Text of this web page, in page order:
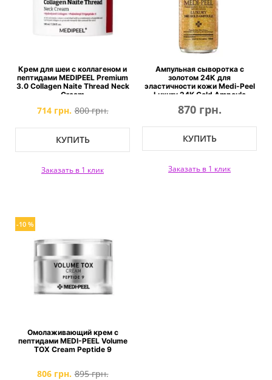
Крем для шеи с коллагеном и
пептидами MEDIPEEL Premium
3.0 Collagen Naite Thread Neck
Cream
714 грн. 800 грн.
КУПИТЬ
Заказать в 1 клик
Ампульная сыворотка с
золотом 24К для
эластичности кожи Medi-Peel
Luxury 24K Gold Ampoule
870 грн.
КУПИТЬ
Заказать в 1 клик
-10 %
Омолаживающий крем с
пептидами MEDI-PEEL Volume
TOX Cream Peptide 9
806 грн. 895 грн.